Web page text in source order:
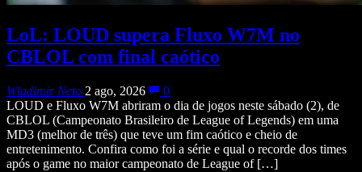
LoL: LOUD supera Fluxo W7M no
CBLOL com final caótico
Wladimir Neto 2 ago, 2026
0
LOUD e Fluxo W7M abriram o dia de jogos neste sábado (2), de
CBLOL (Campeonato Brasileiro de League of Legends) em uma
MD3 (melhor de três) que teve um fim caótico e cheio de
entretenimento. Confira como foi a série e qual o recorde dos times
após o game no maior campeonato de League of […]